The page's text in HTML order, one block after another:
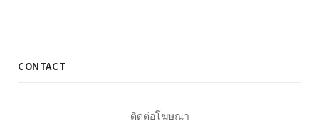
CONTACT
ติดต่อโฆษณา